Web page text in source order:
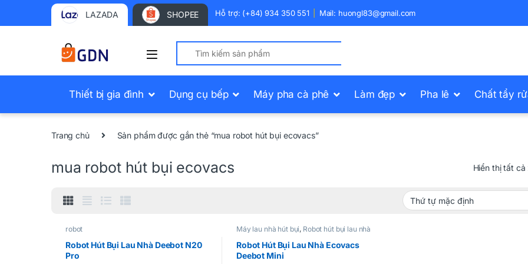
LAZADA SHOPEE Hỗ trợ: (+84) 934 350 551 Mail: huongl83@gmail.com
Search for:
Thiết bị gia đình Dụng cụ bếp Máy pha cà phê Làm đẹp Pha lê Chất tẩy
Trang chủ Sản phẩm được gắn thẻ “mua robot hút bụi ecovacs”
mua robot hút bụi ecovacs Hiển thị tất
robot
Robot Hút Bụi Lau Nhà Deebot N20
Pro
Máy lau nhà hút bụi, Robot hút bụi lau nhà
Robot Hút Bụi Lau Nhà Ecovacs
Deebot Mini